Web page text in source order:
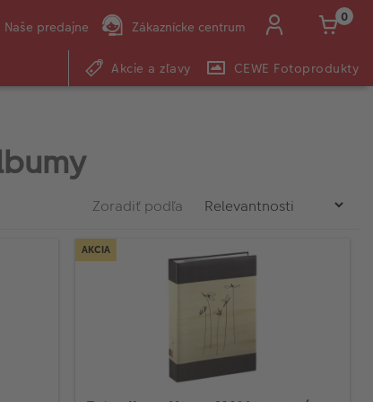
Naše predajne Zákaznícke centrum
0
Akcie a zľavy CEWE Fotoprodukty
Zoradiť podľa
AKCIA